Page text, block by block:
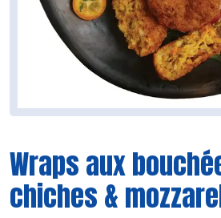
Wraps aux
chiches &